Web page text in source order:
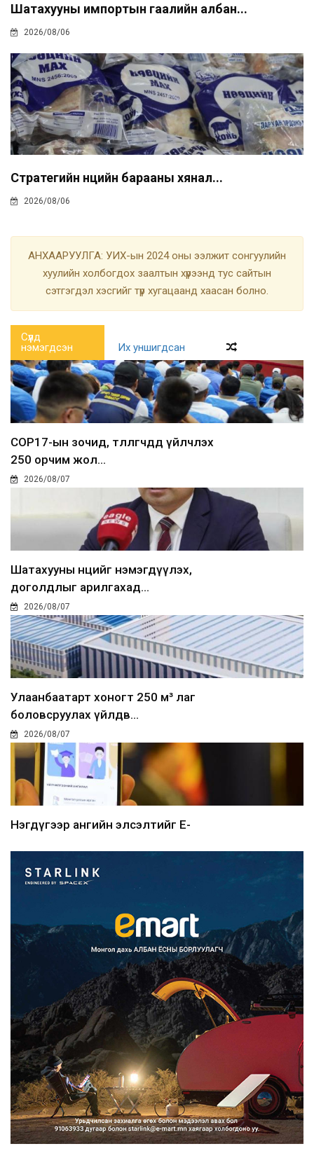
Шатахууны импортын гаалийн албан...
2026/08/06
Стратегийн нөөцийн барааны хянал...
2026/08/06
АНХААРУУЛГА: УИХ-ын 2024 оны ээлжит сонгуулийн
хуулийн холбогдох заалтын хүрээнд тус сайтын
сэтгэгдэл хэсгийг түр хугацаанд хаасан болно.
Сүүлд
нэмэгдсэн
Их уншигдсан
COP17-ын зочид, төлөөлөгчдөд үйлчлэх
250 орчим жол...
2026/08/07
Шатахууны нөөцийг нэмэгдүүлэх,
доголдлыг арилгахад...
2026/08/07
Улаанбаатарт хоногт 250 м³ лаг
боловсруулах үйлдв...
2026/08/07
Нэгдүгээр ангийн элсэлтийг E-
Францад иргэд рүү зөвшөөрөлгүй
сурталчилгааны дууд...
2026/08/07
Нийтийн тээврийн Ч:19А чиглэлийн
замналд түр хугац...
2026/08/07